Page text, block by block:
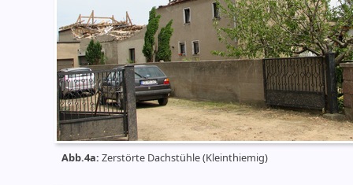
Abb.4a: Zerstörte Dachstühle (Kleinthiemig)